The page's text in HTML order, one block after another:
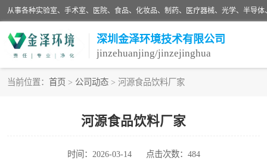
深圳金泽环境技术有限公司
jinzehuanjing/jinzejinghua
当前位置： 首页 > 公司动态 > 河源食品饮料厂家
河源食品饮料厂家
时间：2026-03-14 点击次数：484